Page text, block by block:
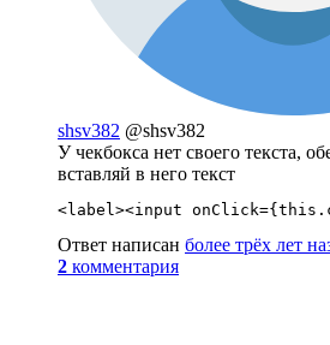
shsv382 @shsv382
У чекбокса нет своего текста,
вставляй в него текст
<label><input
Ответ написан более трёх лет
2 комментария